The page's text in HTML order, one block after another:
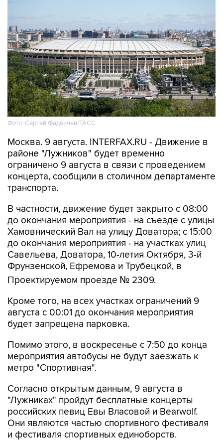
Фото: Сергей Фадеичев/ТАСС
Москва. 9 августа. INTERFAX.RU - Движение в
районе "Лужников" будет временно
ограничено 9 августа в связи с проведением
концерта, сообщили в столичном департаменте
транспорта.
В частности, движение будет закрыто с 08:00
до окончания мероприятия - на съезде с улицы
Хамовнический Вал на улицу Доватора; с 15:00
до окончания мероприятия - на участках улиц
Савельева, Доватора, 10-летия Октября, 3-й
Фрунзенской, Ефремова и Трубецкой, в
Проектируемом проезде № 2309.
Кроме того, на всех участках ограничений 9
августа с 00:01 до окончания мероприятия
будет запрещена парковка.
Помимо этого, в воскресенье с 7:50 до конца
мероприятия автобусы не будут заезжать к
метро "Спортивная".
Согласно открытым данным, 9 августа в
"Лужниках" пройдут бесплатные концерты
российских певиц Евы Власовой и Bearwolf.
Они являются частью спортивного фестиваля
и фестиваля спортивных единоборств.